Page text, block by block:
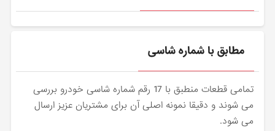
مطابق با شماره شاسی
تمامی قطعات منطبق با 17 رقم شماره شاسی خودرو بررسی
می شوند و دقیقا نمونه اصلی آن برای مشتریان عزیز ارسال
می شود.